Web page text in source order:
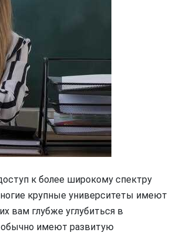
к более широкому спектру
крупные университеты имеют
вам глубже углубиться в
обычно имеют развитую